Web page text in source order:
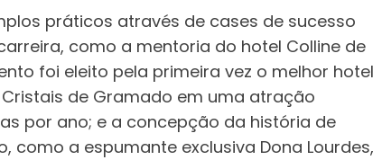
práticos através de cases de sucesso
como a mentoria do hotel Colline de
foi eleito pela primeira vez o melhor hotel
de Gramado em uma atração
por ano; e a concepção da história de
como a espumante exclusiva Dona Lourdes,